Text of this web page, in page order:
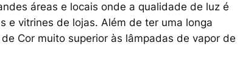
áreas e locais onde a qualidade de luz é
e vitrines de lojas. Além de ter uma longa
Cor muito superior às lâmpadas de vapor de